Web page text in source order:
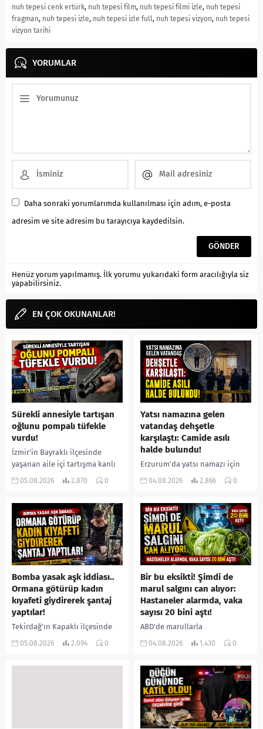
nuh tepesi cenk ertürk, nuh tepesi film, nuh tepesi filmi izle, nuh tepesi
fragman, nuh tepesi izle, nuh tepesi izle full, nuh tepesi vizyon, nuh tepesi
vizyon tarihi
YORUMLAR
Daha sonraki yorumlarımda kullanılması için adım, e-posta
adresim ve site adresim bu tarayıcıya kaydedilsin.
Henüz yorum yapılmamış. İlk yorumu yukarıdaki form aracılığıyla siz
yapabilirsiniz.
EN ÇOK OKUNANLAR!
Sürekli annesiyle tartışan
oğlunu pompalı tüfekle
vurdu!
İzmir’in Bayraklı ilçesinde
yaşanan aile içi tartışma kanlı
bitti. İddiaya göre, uzun süredir
05.08.2026 2.870 0
Yatsı namazına gelen
vatandaş dehşetle
karşılaştı: Camide asılı
halde bulundu!
Erzurum’da yatsı namazı için
camiye gelen bir vatandaş,
yerine sevk edilen...
04.08.2026 2.866 0
Bomba yasak aşk iddiası..
Ormana götürüp kadın
kıyafeti giydirerek şantaj
yaptılar!
Tekirdağ’ın Kapaklı ilçesinde
bir kişiyi, arkadaşının eşiyle
05.08.2026 2.094 0
Bir bu eksikti! Şimdi de
marul salgını can alıyor:
Hastaneler alarmda, vaka
sayısı 20 bini aştı!
ABD’de marullarla
ilişkilendirilen siklospora
salgında vaka sayısının 20 bini
aştığı belirtilirken, sağlık...
04.08.2026 1.430 0